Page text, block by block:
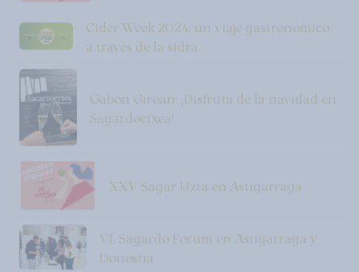
Cider Week 2024: un viaje gastronómico
a través de la sidra.
Gabon Giroan: ¡Disfruta de la navidad en
Sagardoetxea!
XXV Sagar Uzta en Astigarraga
VI, Sagardo Forum en Astigarraga y
Donostia